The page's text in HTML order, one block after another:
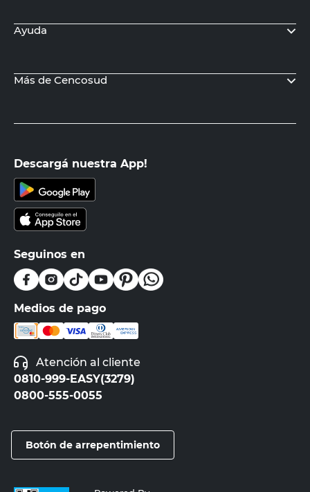
Ayuda
Más de Cencosud
Descargá nuestra App!
Seguinos en
Medios de pago
Atención al cliente
0810-999-EASY(3279)
0800-555-0055
Botón de arrepentimiento